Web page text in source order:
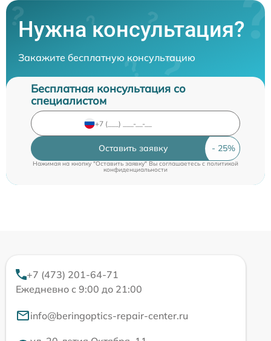
Нужна консультация?
Закажите бесплатную консультацию
Бесплатная консультация со
специалистом
Оставить заявку
Нажимая на кнопку "Оставить заявку" Вы соглашаетесь cполитикой
конфиденциальности
+7 (473) 201-64-71
Ежедневно с 9:00 до 21:00
info@beringoptics-repair-center.ru